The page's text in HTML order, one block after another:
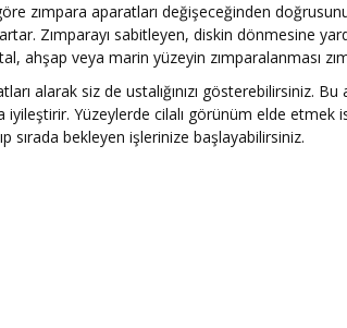
zımpara aparatları değişeceğinden
artar. Zımparayı sabitleyen, diskin dönmesine
ahşap veya marin yüzeyin zımparalanması
alarak siz de ustalığınızı gösterebilirsiniz.
Yüzeylerde cilalı görünüm elde etmek
sırada bekleyen işlerinize başlayabilirsiniz.